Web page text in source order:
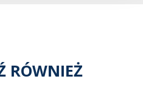
RÓWNIEŻ